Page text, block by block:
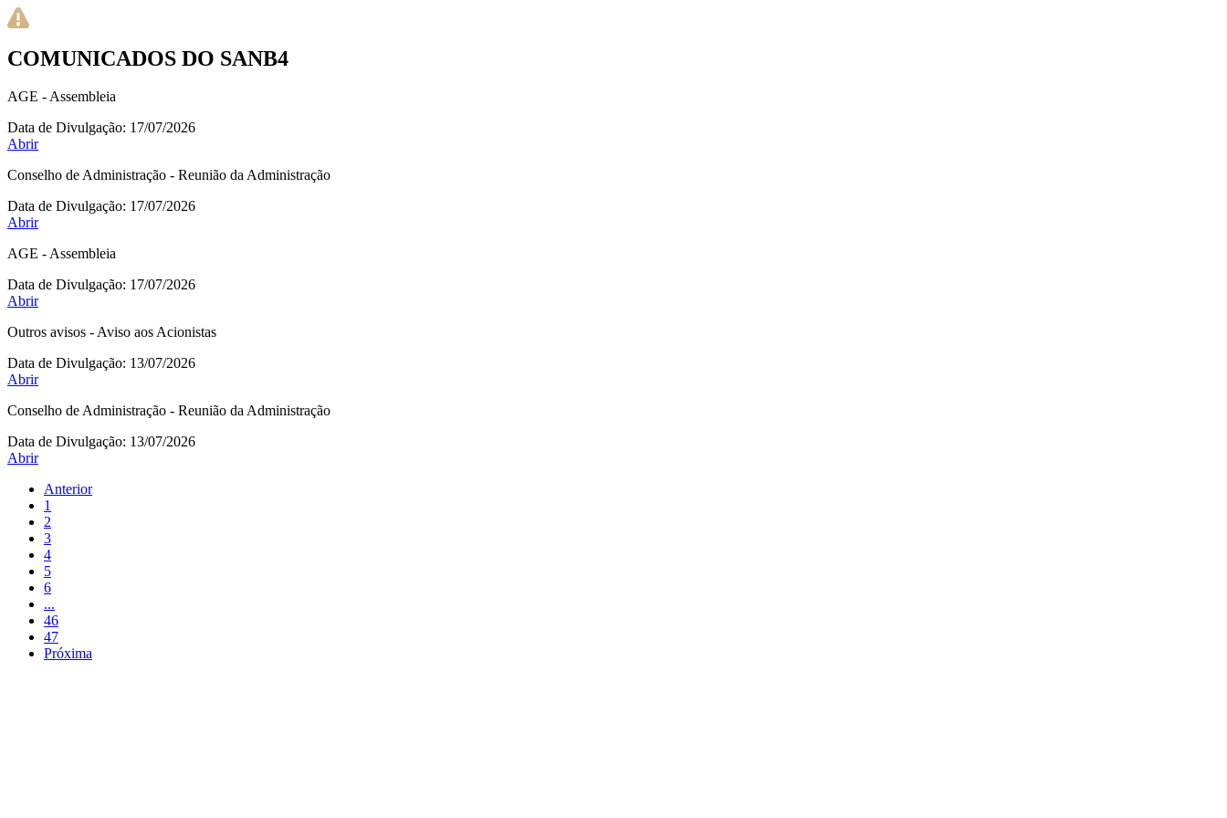
COMUNICADOS DO SANB4
AGE - Assembleia
Data de Divulgação: 17/07/2026
Abrir
Conselho de Administração - Reunião da Administração
Data de Divulgação: 17/07/2026
Abrir
AGE - Assembleia
Data de Divulgação: 17/07/2026
Abrir
Outros avisos - Aviso aos Acionistas
Data de Divulgação: 13/07/2026
Abrir
Conselho de Administração - Reunião da Administração
Data de Divulgação: 13/07/2026
Abrir
Anterior
1
2
3
4
5
6
...
46
47
Próxima